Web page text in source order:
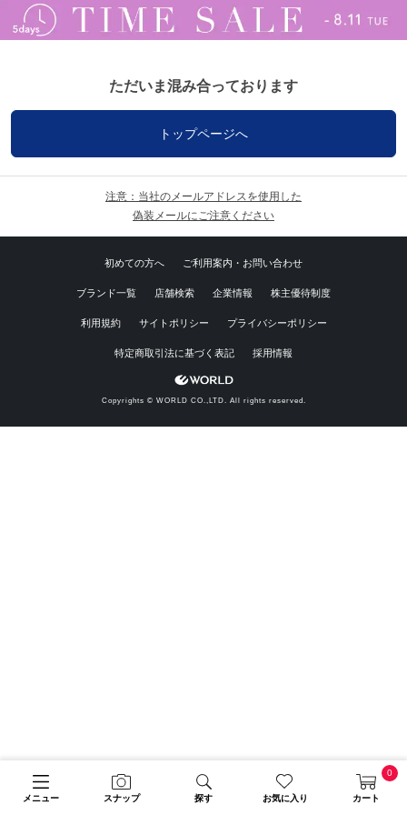
メニュー スナップ 探す お気に入り カート
0
ただいま混み合っております
トップページへ
注意：当社のメールアドレスを使用した
偽装メールにご注意ください
初めての方へ ご利用案内・お問い合わせ
ブランド一覧 店舗検索 企業情報 株主優待制度
利用規約 サイトポリシー プライバシーポリシー
特定商取引法に基づく表記 採用情報
Copyrights © WORLD CO.,LTD. All rights reserved.